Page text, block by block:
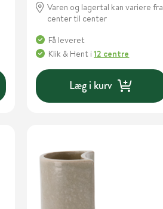
Varen og lagertal kan variere fra
center til center
Få leveret
Klik & Hent i12 centre
Læg i kurv